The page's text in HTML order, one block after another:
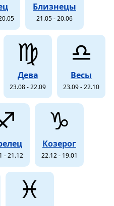
Близнецы
21.05 - 20.06
♍
Дева
23.08 - 22.09
♎
Весы
23.09 - 22.10
- 21.12
♑
Козерог
22.12 - 19.01
♓